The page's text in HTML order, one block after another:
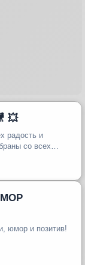
💥
радость и
со всех
юмор и позитив!